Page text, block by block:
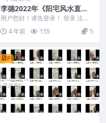
李德2022年《阳宅风水直播
课程》视频11集
用户您好！请先登录！ 登录 注册
程》视频11集 ...
4 年前 155 5
VIP